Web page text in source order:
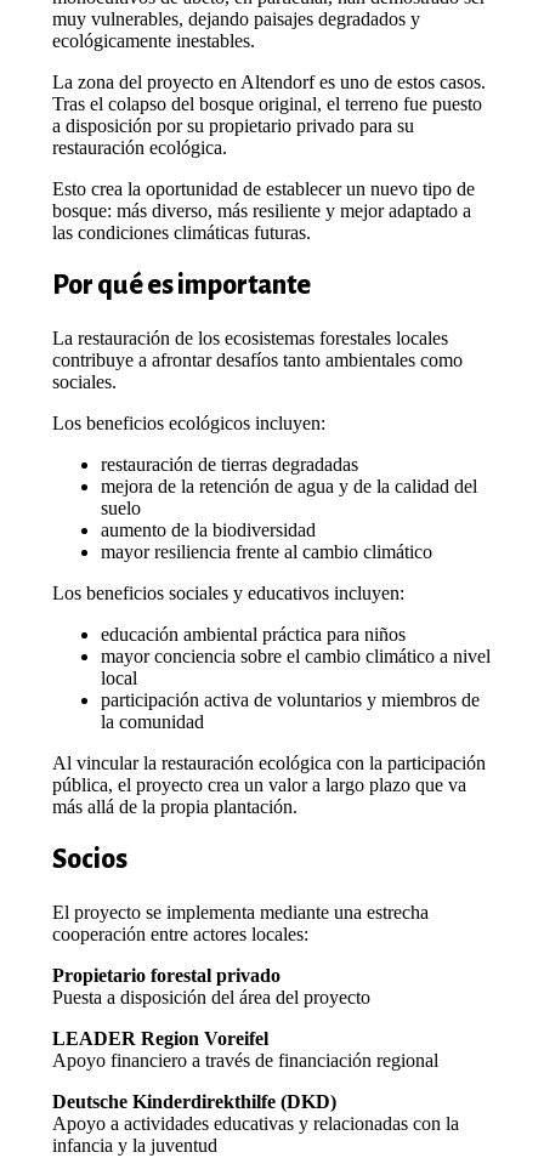
muy vulnerables, dejando paisajes degradados y
ecológicamente inestables.
La zona del proyecto en Altendorf es uno de estos casos.
Tras el colapso del bosque original, el terreno fue puesto
a disposición por su propietario privado para su
restauración ecológica.
Esto crea la oportunidad de establecer un nuevo tipo de
bosque: más diverso, más resiliente y mejor adaptado a
las condiciones climáticas futuras.
Por qué es importante
La restauración de los ecosistemas forestales locales
contribuye a afrontar desafíos tanto ambientales como
sociales.
Los beneficios ecológicos incluyen:
restauración de tierras degradadas
mejora de la retención de agua y de la calidad del
suelo
aumento de la biodiversidad
mayor resiliencia frente al cambio climático
Los beneficios sociales y educativos incluyen:
educación ambiental práctica para niños
mayor conciencia sobre el cambio climático a nivel
local
participación activa de voluntarios y miembros de
la comunidad
Al vincular la restauración ecológica con la participación
pública, el proyecto crea un valor a largo plazo que va
más allá de la propia plantación.
Socios
El proyecto se implementa mediante una estrecha
cooperación entre actores locales:
Propietario forestal privado
Puesta a disposición del área del proyecto
LEADER Region Voreifel
Apoyo financiero a través de financiación regional
Deutsche Kinderdirekthilfe (DKD)
Apoyo a actividades educativas y relacionadas con la
infancia y la juventud